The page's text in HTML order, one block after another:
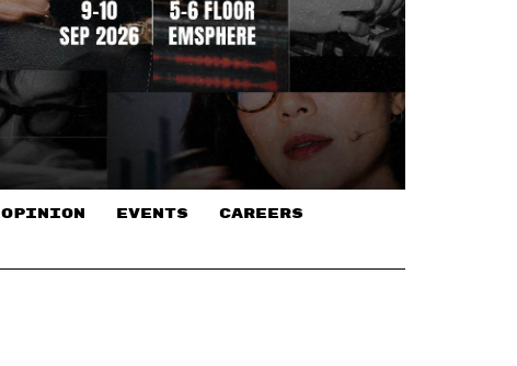
OPINION EVENTS CAREERS